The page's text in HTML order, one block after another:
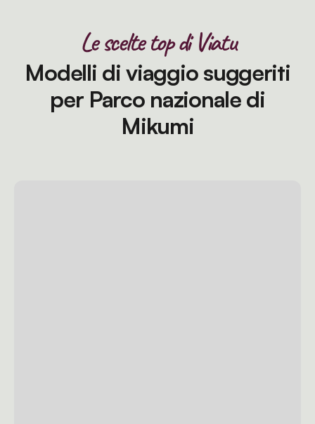
Le scelte top di Viatu
Modelli di viaggio suggeriti
per Parco nazionale di
Mikumi